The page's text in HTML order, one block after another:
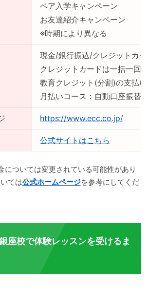
ペア入学キャンペーン
お友達紹介キャンペーン
※時期により異なる
現金/銀行振込/クレジットカ
クレジットカードは一括一回
教育クレジット(分割)の支払
月払いコース：自動口座振替
https://www.ecc.co.jp/
公式サイトはこちら
については変更されている可能性があり
ては公式ホームページを参考にしてくだ
座校で体験レッスンを受けるま